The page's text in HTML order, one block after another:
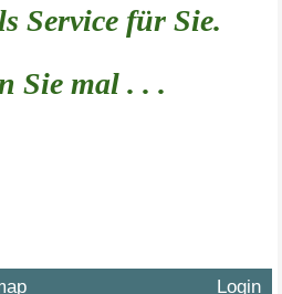
Service für Sie.
Sie mal . . .
Login